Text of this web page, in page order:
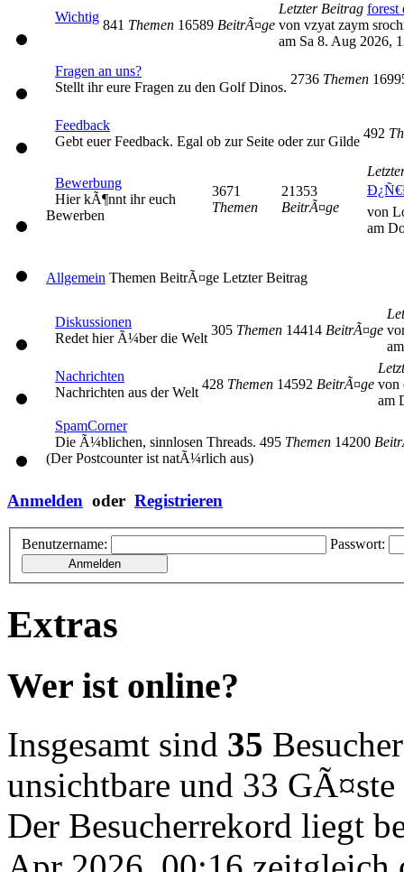
Wichtig
841 Themen 16589 BeitrÃ¤ge
Letzter Beitrag forest
von vzyat zaym
am Sa 8. Aug 2026,
Fragen an uns?
Stellt ihr eure Fragen zu den Golf Dinos.
2736 Themen
Feedback
Gebt euer Feedback. Egal ob zur Seite oder zur Gilde
492
Bewerbung
Hier kÃ¶nnt ihr euch
Bewerben
3671
Themen
21353
BeitrÃ¤ge
von
am
Allgemein Themen BeitrÃ¤ge Letzter Beitrag
Diskussionen
Redet hier Ã¼ber die Welt
305 Themen 14414 BeitrÃ¤ge
Nachrichten
Nachrichten aus der Welt
428 Themen 14592 BeitrÃ¤ge von
am
SpamCorner
Die Ã¼blichen, sinnlosen Threads.
(Der Postcounter ist natÃ¼rlich aus)
495 Themen 14200
Anmelden oder Registrieren
Benutzername: Passwort:
Extras
Wer ist online?
Insgesamt sind 35
unsichtbare und 33 GÃ¤ste
Der Besucherrekord liegt